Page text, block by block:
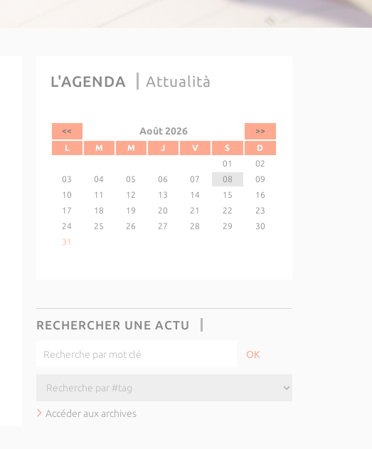
L'AGENDA Attualità
<< Août 2026
>>
L
M M J V S
D
01
02
03
04 05 06 07 08
09
10
11 12 13 14 15
16
17
18 19 20 21 22
23
24
25 26 27 28 29
30
31
RECHERCHER UNE ACTU
Accéder aux archives